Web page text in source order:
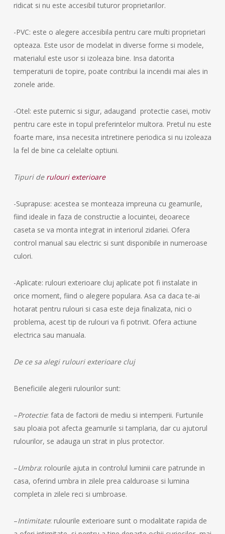
ridicat si nu este accesibil tuturor proprietarilor.
-PVC: este o alegere accesibila pentru care multi proprietari
opteaza. Este usor de modelat in diverse forme si modele,
materialul este usor si izoleaza bine. Insa datorita
temperaturii de topire, poate contribui la incendii mai ales in
zonele aride.
-Otel: este puternic si sigur, adaugand protectie casei, motiv
pentru care este in topul preferintelor multora. Pretul nu este
foarte mare, insa necesita intretinere periodica si nu izoleaza
la fel de bine ca celelalte optiuni.
Tipuri de rulouri exterioare
-Suprapuse: acestea se monteaza impreuna cu geamurile,
fiind ideale in faza de constructie a locuintei, deoarece
caseta se va monta integrat in interiorul zidariei. Ofera
control manual sau electric si sunt disponibile in numeroase
culori.
-Aplicate: rulouri exterioare cluj aplicate pot fi instalate in
orice moment, fiind o alegere populara. Asa ca daca te-ai
hotarat pentru rulouri si casa este deja finalizata, nici o
problema, acest tip de rulouri va fi potrivit. Ofera actiune
electrica sau manuala.
De ce sa alegi rulouri exterioare cluj
Beneficiile alegerii rulourilor sunt:
–Protectie: fata de factorii de mediu si intemperii. Furtunile
sau ploaia pot afecta geamurile si tamplaria, dar cu ajutorul
rulourilor, se adauga un strat in plus protector.
–Umbra: rolourile ajuta in controlul luminii care patrunde in
casa, oferind umbra in zilele prea calduroase si lumina
completa in zilele reci si umbroase.
–Intimitate: rulourile exterioare sunt o modalitate rapida de